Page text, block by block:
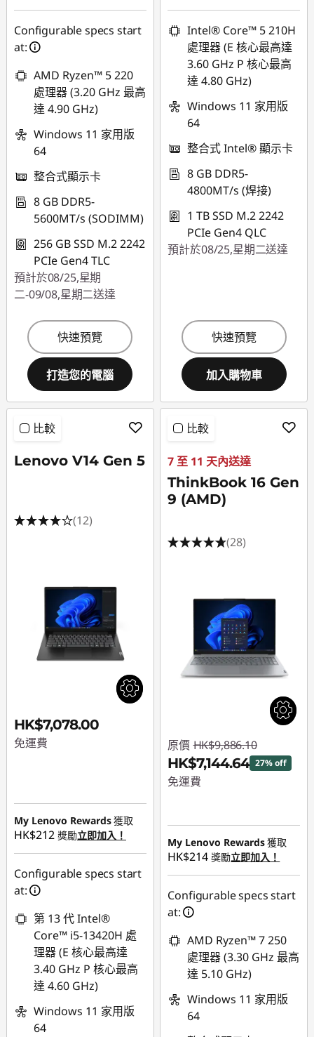
Configurable specs start
at:
AMD Ryzen™ 5 220
處理器 (3.20 GHz 最高
達 4.90 GHz)
Windows 11 家用版
64
整合式顯示卡
8 GB DDR5-
5600MT/s (SODIMM)
256 GB SSD M.2 2242
PCIe Gen4 TLC
預計於08/25,星期
二-09/08,星期二送達
快速預覽
打造您的電腦
Intel® Core™ 5 210H
處理器 (E 核心最高達
3.60 GHz P 核心最高
達 4.80 GHz)
Windows 11 家用版
64
整合式 Intel® 顯示卡
8 GB DDR5-
4800MT/s (焊接)
1 TB SSD M.2 2242
PCIe Gen4 QLC
預計於08/25,星期二送達
快速預覽
加入購物車
比較
Lenovo V14 Gen 5
(12)
HK$7,078.00
免運費
My Lenovo Rewards獲取
HK$212 獎勵立即加入！
Configurable specs start
at:
第 13 代 Intel®
Core™ i5-13420H 處
理器 (E 核心最高達
3.40 GHz P 核心最高
達 4.60 GHz)
Windows 11 家用版
64
比較
7 至 11 天內送達
ThinkBook 16 Gen
9 (AMD)
(28)
原價 HK$9,886.10
HK$7,144.64 27% off
免運費
My Lenovo Rewards獲取
HK$214 獎勵立即加入！
Configurable specs start
at:
AMD Ryzen™ 7 250
處理器 (3.30 GHz 最高
達 5.10 GHz)
Windows 11 家用版
64